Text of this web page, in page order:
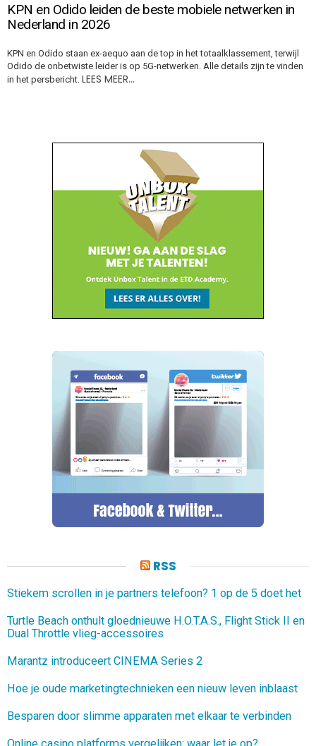
KPN en Odido leiden de beste mobiele netwerken in
Nederland in 2026
KPN en Odido staan ex-aequo aan de top in het totaalklassement, terwijl
Odido de onbetwiste leider is op 5G-netwerken. Alle details zijn te vinden
in het persbericht. LEES MEER…
RSS
Stiekem scrollen in je partners telefoon? 1 op de 5 doet het
Turtle Beach onthult gloednieuwe H.O.T.A.S., Flight Stick II en
Dual Throttle vlieg-accessoires
Marantz introduceert CINEMA Series 2
Hoe je oude marketingtechnieken een nieuw leven inblaast
Besparen door slimme apparaten met elkaar te verbinden